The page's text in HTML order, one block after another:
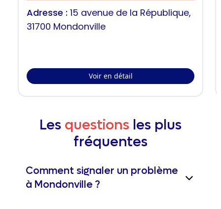
Adresse : 15 avenue de la République,
31700 Mondonville
Voir en détail
Les questions les plus
fréquentes
Comment signaler un problème
à Mondonville ?